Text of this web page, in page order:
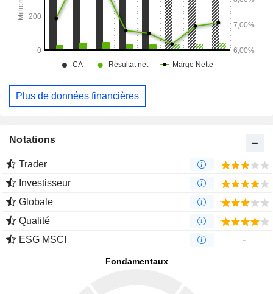
Plus de données financières
Notations
Trader
Investisseur
Globale
Qualité
ESG MSCI
-